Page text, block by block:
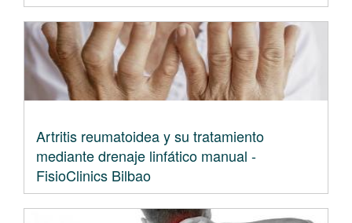
Artritis reumatoidea y su tratamiento
mediante drenaje linfático manual -
FisioClinics Bilbao